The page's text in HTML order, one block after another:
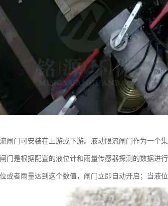
闸门可安装在上游或下游。液动限流闸门作为一个
门是根据配置的液位计和雨量传感器探测的数据进
或者雨量达到这个数值，闸门立即自动开启；当液